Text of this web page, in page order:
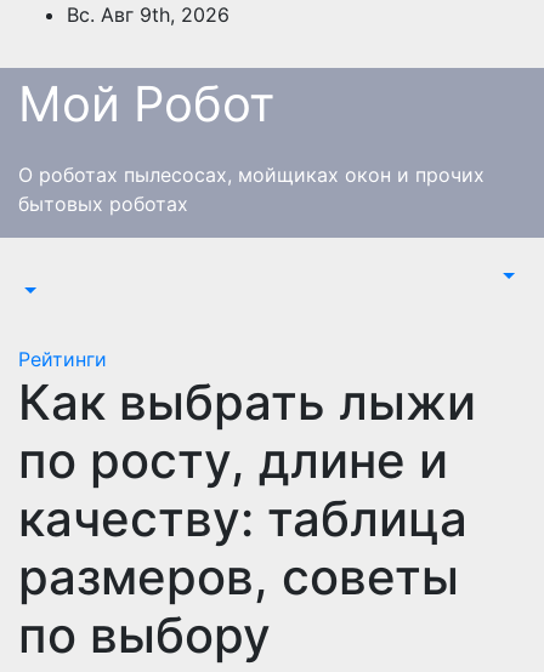
Перейти
содержимому
Вс. Авг 9th, 2026
Мой Робот
О роботах пылесосах, мойщиках окон и прочих
бытовых роботах
Рейтинги
Как выбрать лыжи
по росту, длине и
качеству: таблица
размеров, советы
по выбору